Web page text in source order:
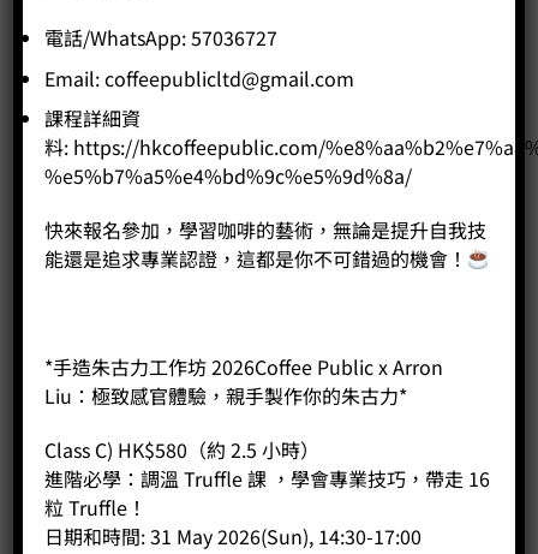
斜口拉花杯 (尖嘴) 450cc
BUY NOW
電話/WhatsApp: 57036727
Email:coffeepublicltd@gmail.com
課程詳細資
料: https://hkcoffeepublic.com/
%e5%b7%a5%e4%bd%9c%e5%9d%8a/
快來報名參加，學習咖啡的藝術，無論是提升自我技
能還是追求專業認證，這都是你不可錯過的機會！
*手造朱古力工作坊 2026Coffee Public x Arron
Liu：極致感官體驗，親手製作你的朱古力*
Class C) HK$580（約 2.5 小時）
進階必學：調溫 Truffle 課 ，學會專業技巧，帶走 16
粒 Truffle！
日期和時間: 31 May 2026(Sun), 14:30-17:00